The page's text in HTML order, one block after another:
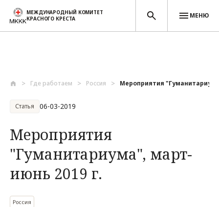
МЕЖДУНАРОДНЫЙ КОМИТЕТ
КРАСНОГО КРЕСТА
МЕНЮ
Где работаем Россия Мероприятия
Статья 06-03-2019
Мероприятия
"Гуманитариума", март-
июнь 2019 г.
Россия